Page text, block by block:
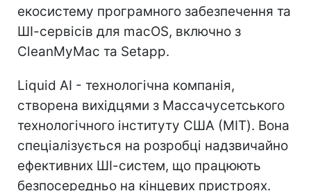
екосистему програмного забезпечення та
ШІ-сервісів для macOS, включно з
CleanMyMac та Setapp.
Liquid AI - технологічна компанія,
створена вихідцями з Массачусетського
технологічного інституту США (MIT). Вона
спеціалізується на розробці надзвичайно
ефективних ШІ-систем, що працюють
безпосередньо на кінцевих пристроях.